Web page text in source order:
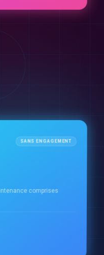
SANS ENGAGEMENT
comprises